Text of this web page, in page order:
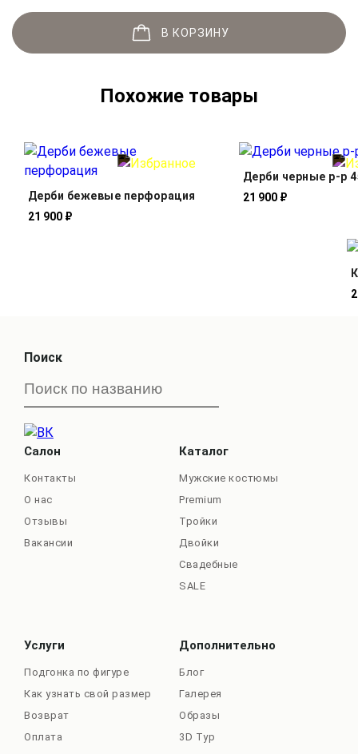
В КОРЗИНУ
Похожие товары
Дерби бежевые перфорация
21 900 ₽
Дерби черные р-р
21 900 ₽
Поиск
Салон
Контакты
О нас
Отзывы
Вакансии
Каталог
Мужские костюмы
Premium
Тройки
Двойки
Свадебные
SALE
Услуги
Подгонка по фигуре
Как узнать свой размер
Возврат
Оплата
Дополнительно
Блог
Галерея
Образы
3D Тур